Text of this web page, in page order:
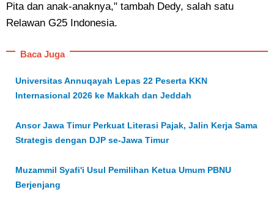
Pita dan anak-anaknya," tambah Dedy, salah satu
Relawan G25 Indonesia.
Baca Juga
Universitas Annuqayah Lepas 22 Peserta KKN
Internasional 2026 ke Makkah dan Jeddah
Ansor Jawa Timur Perkuat Literasi Pajak, Jalin Kerja Sama
Strategis dengan DJP se-Jawa Timur
Muzammil Syafi'i Usul Pemilihan Ketua Umum PBNU
Berjenjang